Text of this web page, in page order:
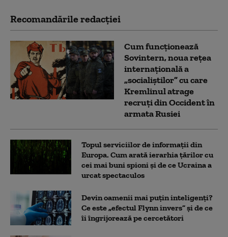
Recomandările redacţiei
Cum funcționează
Sovintern, noua rețea
internațională a
„socialiștilor” cu care
Kremlinul atrage
recruți din Occident în
armata Rusiei
Topul serviciilor de informații din
Europa. Cum arată ierarhia țărilor cu
cei mai buni spioni și de ce Ucraina a
urcat spectaculos
Devin oamenii mai puțin inteligenți?
Ce este „efectul Flynn invers” și de ce
îi îngrijorează pe cercetători